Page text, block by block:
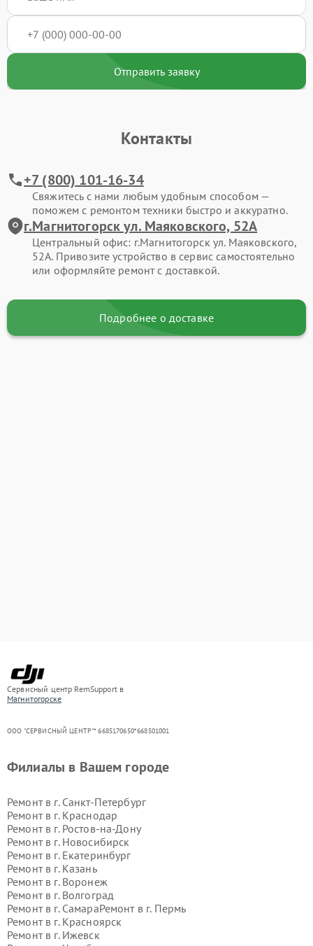
Отправить заявку
Контакты
+7 (800) 101-16-34
Свяжитесь с нами любым удобным способом —
поможем с ремонтом техники быстро и аккуратно.
г.Магнитогорск ул. Маяковского, 52А
Центральный офис: г.Магнитогорск ул. Маяковского,
52А. Привозите устройство в сервис самостоятельно
или оформляйте ремонт с доставкой.
Подробнее о доставке
Сервисный центр RemSupport в
Магнитогорске
ООО "СЕРВИСНЫЙ ЦЕНТР"* 6685170650*668501001
Филиалы в Вашем городе
Ремонт в г. Санкт-Петербург
Ремонт в г. Краснодар
Ремонт в г. Ростов-на-Дону
Ремонт в г. Новосибирск
Ремонт в г. Екатеринбург
Ремонт в г. Казань
Ремонт в г. Воронеж
Ремонт в г. Волгоград
Ремонт в г. СамараРемонт в г. Пермь
Ремонт в г. Красноярск
Ремонт в г. Ижевск